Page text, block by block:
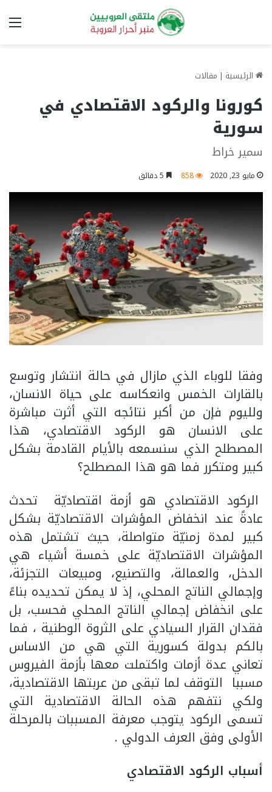
الرئيسية | مقالات
كورونا والركود الاقتصادي في
سورية
سمير خراط
مايو 23, 2020 858
وفقا للوباء الذي مازال في حالة انتشار وتوسع
بالقارات الخمس وانعكاسه على حياة الانسان،
ولليوم فإن من أكبر نتائجه التي أثرت مباشرة
على الانسان هو الركود الاقتصادي، هذا
المصطلح الذي سنسمعه بالأيام القادمة بشكل
كبير ومتكرر فما هو هذا المصطلح؟
الركود الاقتصادي هو أزمة اقتصاديّة تحدث
عادةً عند انخفاض المؤشرات الاقتصاديّة بشكل
كبير لمدة زمنيّة متواصلة، حيث تشتمل هذه
المؤشرات الاقتصاديّة على خمسة أشياء هي
الدخل، والعمالة، والتصنيع، ومبيعات التجزئة،
وإجمالي الناتج المحلي، إذ لا يمكن تحديده بناءً
على انخفاض إجمالي الناتج المحلي فحسب، بل
فقدان القرار السيادي على الثروة الوطنية ، فما
بالكم بدولة كسورية التي هي من الاساس
تعاني عدة أزمات واكتملت معها بأزمة الفيروس
مسببا التوقف لما تبقى من عربتها الاقتصادية،
ولكي نتفهم هذه الحالة الاقتصادية التي
تسمى الركود يتوجب معرفة المسببات بالمرحلة
الأولى وفق العرف الدولي .
أسباب الركود الاقتصادي